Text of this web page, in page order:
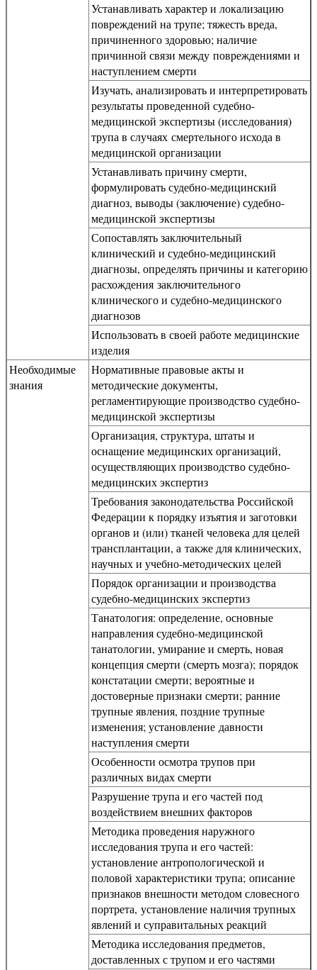
Устанавливать характер и локализацию
повреждений на трупе; тяжесть вреда,
причиненного здоровью; наличие
причинной связи между повреждениями и
наступлением смерти
Изучать, анализировать и интерпретировать
результаты проведенной судебно-
медицинской экспертизы (исследования)
трупа в случаях смертельного исхода в
медицинской организации
Устанавливать причину смерти,
формулировать судебно-медицинский
диагноз, выводы (заключение) судебно-
медицинской экспертизы
Сопоставлять заключительный
клинический и судебно-медицинский
диагнозы, определять причины и категорию
расхождения заключительного
клинического и судебно-медицинского
диагнозов
Использовать в своей работе медицинские
изделия
Необходимые
знания
Нормативные правовые акты и
методические документы,
регламентирующие производство судебно-
медицинской экспертизы
Организация, структура, штаты и
оснащение медицинских организаций,
осуществляющих производство судебно-
медицинских экспертиз
Требования законодательства Российской
Федерации к порядку изъятия и заготовки
органов и (или) тканей человека для целей
трансплантации, а также для клинических,
научных и учебно-методических целей
Порядок организации и производства
судебно-медицинских экспертиз
Танатология: определение, основные
направления судебно-медицинской
танатологии, умирание и смерть, новая
концепция смерти (смерть мозга); порядок
констатации смерти; вероятные и
достоверные признаки смерти; ранние
трупные явления, поздние трупные
изменения; установление давности
наступления смерти
Особенности осмотра трупов при
различных видах смерти
Разрушение трупа и его частей под
воздействием внешних факторов
Методика проведения наружного
исследования трупа и его частей:
установление антропологической и
половой характеристики трупа; описание
признаков внешности методом словесного
портрета, установление наличия трупных
явлений и суправитальных реакций
Методика исследования предметов,
доставленных с трупом и его частями